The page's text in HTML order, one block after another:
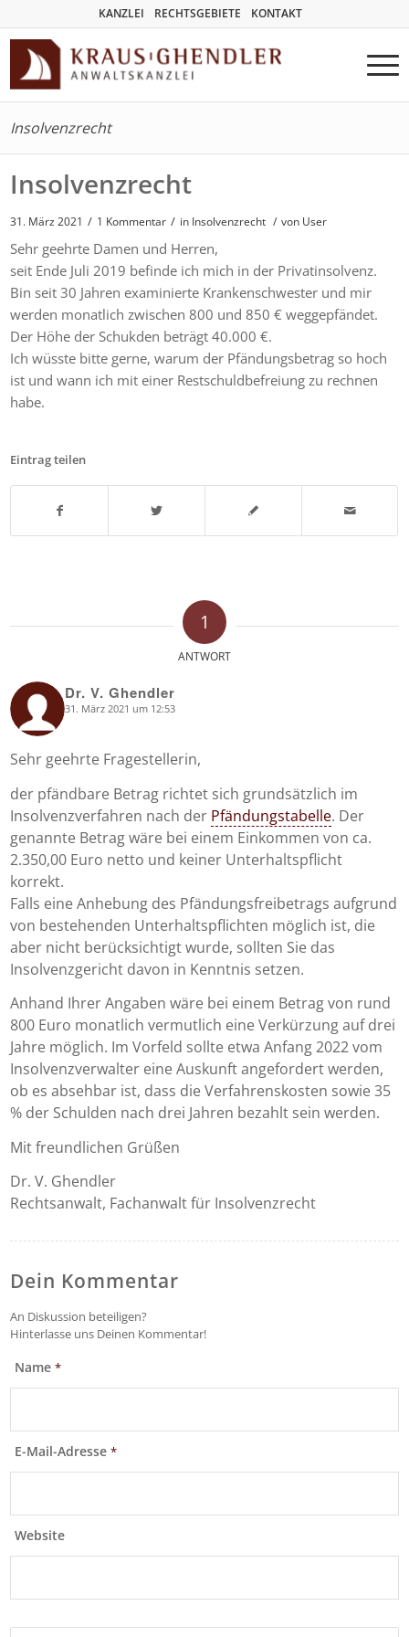
KANZLEI RECHTSGEBIETE KONTAKT
Insolvenzrecht
Insolvenzrecht
31. März 2021 / 1 Kommentar / in Insolvenzrecht / von User
Sehr geehrte Damen und Herren,
seit Ende Juli 2019 befinde ich mich in der Privatinsolvenz.
Bin seit 30 Jahren examinierte Krankenschwester und mir
werden monatlich zwischen 800 und 850 € weggepfändet.
Der Höhe der Schukden beträgt 40.000 €.
Ich wüsste bitte gerne, warum der Pfändungsbetrag so hoch
ist und wann ich mit einer Restschuldbefreiung zu rechnen
habe.
Eintrag teilen
1
ANTWORT
Dr. V. Ghendler
says: 31. März 2021 um 12:53
Sehr geehrte Fragestellerin,
der pfändbare Betrag richtet sich grundsätzlich im
Insolvenzverfahren nach der Pfändungstabelle. Der
genannte Betrag wäre bei einem Einkommen von ca.
2.350,00 Euro netto und keiner Unterhaltspflicht
korrekt.
Falls eine Anhebung des Pfändungsfreibetrags aufgrund
von bestehenden Unterhaltspflichten möglich ist, die
aber nicht berücksichtigt wurde, sollten Sie das
Insolvenzgericht davon in Kenntnis setzen.
Anhand Ihrer Angaben wäre bei einem Betrag von rund
800 Euro monatlich vermutlich eine Verkürzung auf drei
Jahre möglich. Im Vorfeld sollte etwa Anfang 2022 vom
Insolvenzverwalter eine Auskunft angefordert werden,
ob es absehbar ist, dass die Verfahrenskosten sowie 35
% der Schulden nach drei Jahren bezahlt sein werden.
Mit freundlichen Grüßen
Dr. V. Ghendler
Rechtsanwalt, Fachanwalt für Insolvenzrecht
Dein Kommentar
An Diskussion beteiligen?
Hinterlasse uns Deinen Kommentar!
Name*
E-Mail-Adresse*
Website